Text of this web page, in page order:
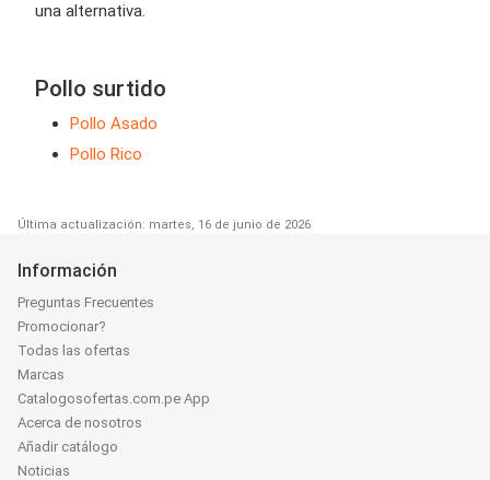
una alternativa.
Pollo surtido
Pollo Asado
Pollo Rico
Última actualización: martes, 16 de junio de 2026
Información
Preguntas Frecuentes
Promocionar?
Todas las ofertas
Marcas
Catalogosofertas.com.pe App
Acerca de nosotros
Añadir catálogo
Noticias